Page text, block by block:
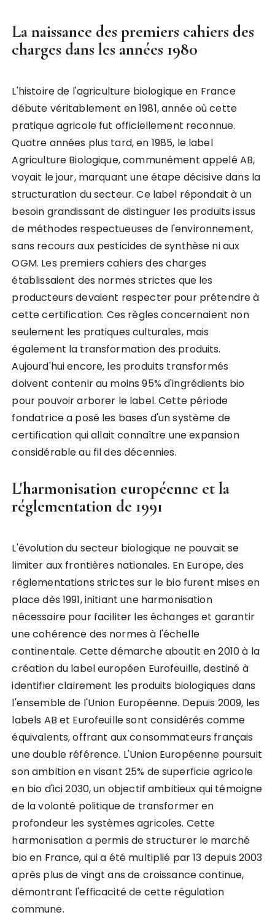
La naissance des premiers cahiers des
charges dans les années 1980
L'histoire de l'agriculture biologique en France
débute véritablement en 1981, année où cette
pratique agricole fut officiellement reconnue.
Quatre années plus tard, en 1985, le label
Agriculture Biologique, communément appelé AB,
voyait le jour, marquant une étape décisive dans la
structuration du secteur. Ce label répondait à un
besoin grandissant de distinguer les produits issus
de méthodes respectueuses de l'environnement,
sans recours aux pesticides de synthèse ni aux
OGM. Les premiers cahiers des charges
établissaient des normes strictes que les
producteurs devaient respecter pour prétendre à
cette certification. Ces règles concernaient non
seulement les pratiques culturales, mais
également la transformation des produits.
Aujourd'hui encore, les produits transformés
doivent contenir au moins 95% d'ingrédients bio
pour pouvoir arborer le label. Cette période
fondatrice a posé les bases d'un système de
certification qui allait connaître une expansion
considérable au fil des décennies.
L'harmonisation européenne et la
réglementation de 1991
L'évolution du secteur biologique ne pouvait se
limiter aux frontières nationales. En Europe, des
réglementations strictes sur le bio furent mises en
place dès 1991, initiant une harmonisation
nécessaire pour faciliter les échanges et garantir
une cohérence des normes à l'échelle
continentale. Cette démarche aboutit en 2010 à la
création du label européen Eurofeuille, destiné à
identifier clairement les produits biologiques dans
l'ensemble de l'Union Européenne. Depuis 2009, les
labels AB et Eurofeuille sont considérés comme
équivalents, offrant aux consommateurs français
une double référence. L'Union Européenne poursuit
son ambition en visant 25% de superficie agricole
en bio d'ici 2030, un objectif ambitieux qui témoigne
de la volonté politique de transformer en
profondeur les systèmes agricoles. Cette
harmonisation a permis de structurer le marché
bio en France, qui a été multiplié par 13 depuis 2003
après plus de vingt ans de croissance continue,
démontrant l'efficacité de cette régulation
commune.